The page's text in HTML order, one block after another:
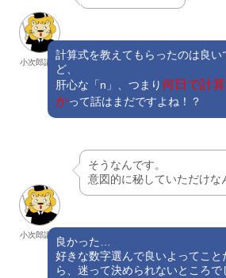
小次郎講師
計算式を教えてもらったのは良い
ど、
肝心な「n」、つまり何日で計
かって話はまだですよね！？
小次郎講師
そうなんです。
意図的に秘していただけな
良かった…
好きな数字選んで良いよってこと
ら、迷って決められないところで